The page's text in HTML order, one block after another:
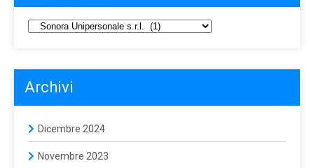
Archivi
Dicembre 2024
Novembre 2023